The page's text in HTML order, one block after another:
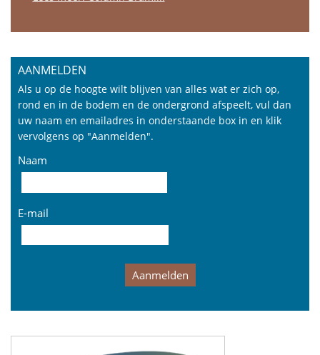
AANMELDEN
Als u op de hoogte wilt blijven van alles wat er zich op,
rond en in de bodem en de ondergrond afspeelt, vul dan
uw naam en emailadres in onderstaande box in en klik
vervolgens op "Aanmelden".
Naam
E-mail
Aanmelden